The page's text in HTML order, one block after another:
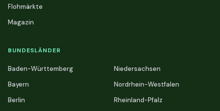
Flohmärkte
Magazin
BUNDESLÄNDER
Baden-Württemberg
Bayern
Berlin
Niedersachsen
Nordrhein-Westfalen
Rheinland-Pfalz